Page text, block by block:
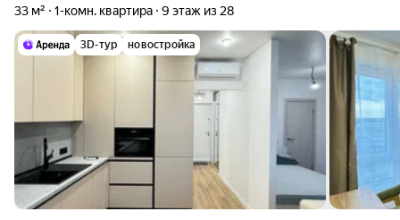
33 м² 1-комн. квартира 9 этаж из 28
3D-тур новостройка